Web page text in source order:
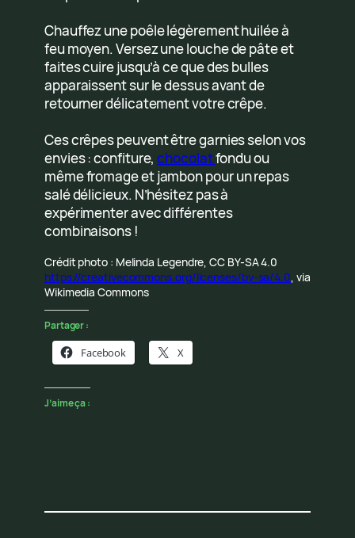
Chauffez une poêle légèrement huilée à
feu moyen. Versez une louche de pâte et
faites cuire jusqu’à ce que des bulles
apparaissent sur le dessus avant de
retourner délicatement votre crêpe.
Ces crêpes peuvent être garnies selon vos
envies : confiture,chocolatfondu ou
même fromage et jambon pour un repas
salé délicieux. N’hésitez pas à
expérimenter avec différentes
combinaisons !
Crédit photo : Melinda Legendre, CC BY-SA 4.0
https://creativecommons.org/licenses/by-sa/4.0 , via
Wikimedia Commons
Partager :
Facebook X
J’aime ça :